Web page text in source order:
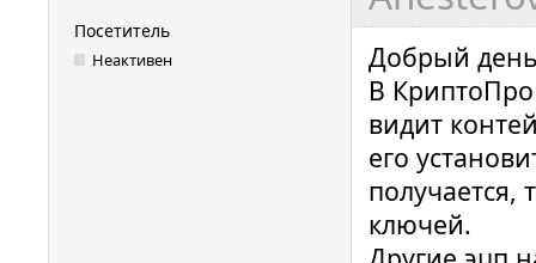
Посетитель
Неактивен
Добрый
В КриптоПро
видит
его
получается,
ключей.